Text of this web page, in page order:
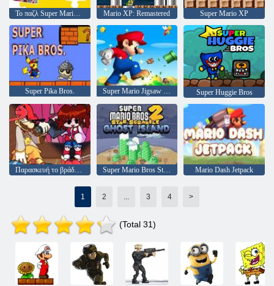
Mario XP: Remastered Super Mario XP
Super Pika Bros. Super Mario Jigsaw Puzzle: σεζόν 2 Super Huggie Bros
Παρασκευή το βράδυ Funkin 'vs Gangsta Mario Super Mario Bros Star Scramble 2 Νησί φάντασμα Mario Dash Jetpack
1 2 ... 3 4 >
(Total 31)